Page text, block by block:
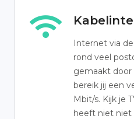
Internet via
rond veel
gemaakt door
bereik jij een
Mbit/s. Kijk je
heeft niet niet